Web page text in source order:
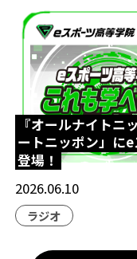
『オールナイトニ
ートニッポン」に
登場！
2026.06.10
ラジオ